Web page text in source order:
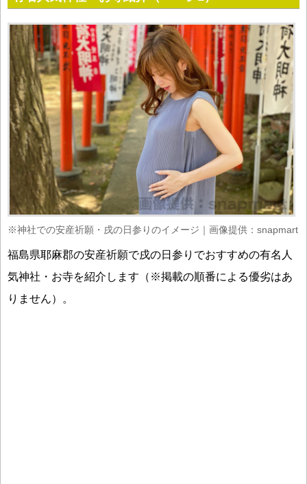
※神社での安産祈願・戌の日参りのイメージ｜画像提供：snapmart
福島県耶麻郡の安産祈願で戌の日参りでおすすめの有名人
気神社・お寺を紹介します（※掲載の順番による優劣はあ
りません）。